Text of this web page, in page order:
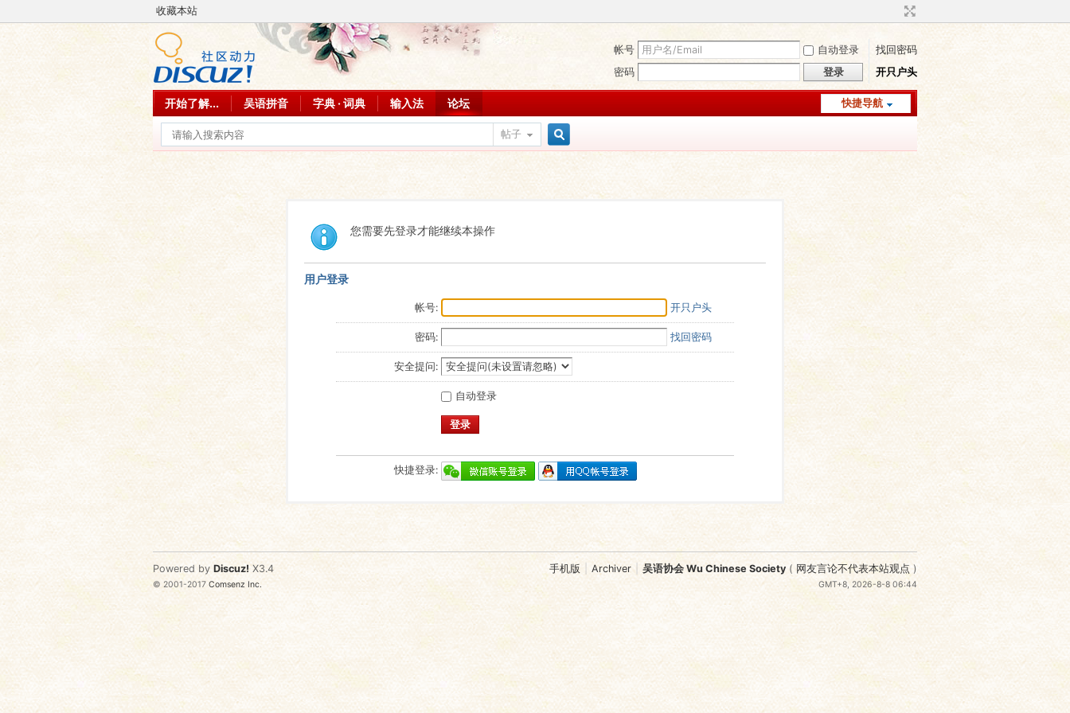
收藏本站
帐号 自动登录
找回密码
密码
登录 开只户头
快捷导航
开始了解... 吴语拼音 字典 · 词典 输入法 论坛
帖子
您需要先登录才能继续本操作
用户登录
帐号: 开只户头
密码: 找回密码
安全提问:
自动登录
登录
快捷登录:
手机版 Archiver 吴语协会 Wu Chinese Society ( 网友言论不代表本站观点 )
GMT+8, 2026-8-8 06:44
Powered by Discuz! X3.4
© 2001-2017Comsenz Inc.